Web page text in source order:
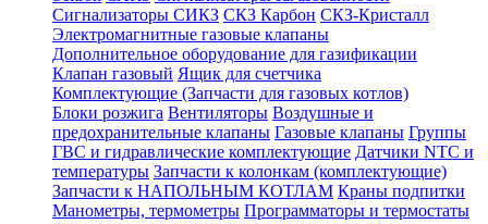
Сигнализаторы СИКЗ СКЗ Карбон СКЗ-Кристалл
Электромагнитные газовые клапаны
Дополнительное оборудование для газификации
Клапан газовый Ящик для счетчика
Комплектующие (Запчасти для газовых котлов)
Блоки розжига Вентиляторы Воздушные и
предохранительные клапаны Газовые клапаны Группы
ГВС и гидравлические комплектующие Датчики NTC и
температуры Запчасти к колонкам (комплектующие)
Запчасти к НАПОЛЬНЫМ КОТЛАМ Краны подпитки
Манометры, термометры Программаторы и термостаты